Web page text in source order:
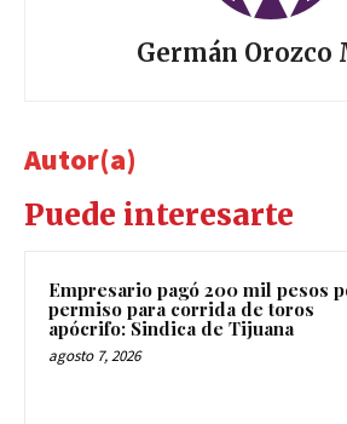
Germán Orozco
Autor(a)
Puede interesarte
Empresario pagó 200 mil pesos
permiso para corrida de toros
apócrifo: Sindica de Tijuana
agosto 7, 2026